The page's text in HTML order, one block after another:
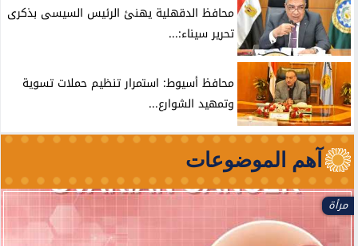
محافظ الدقهلية يهنئ الرئيس السيسى بذكرى
تحرير سيناء:...
محافظ أسيوط: استمرار تنظيم حملات تسوية
وتمهيد الشوارع...
آهم الموضوعات
مرأة